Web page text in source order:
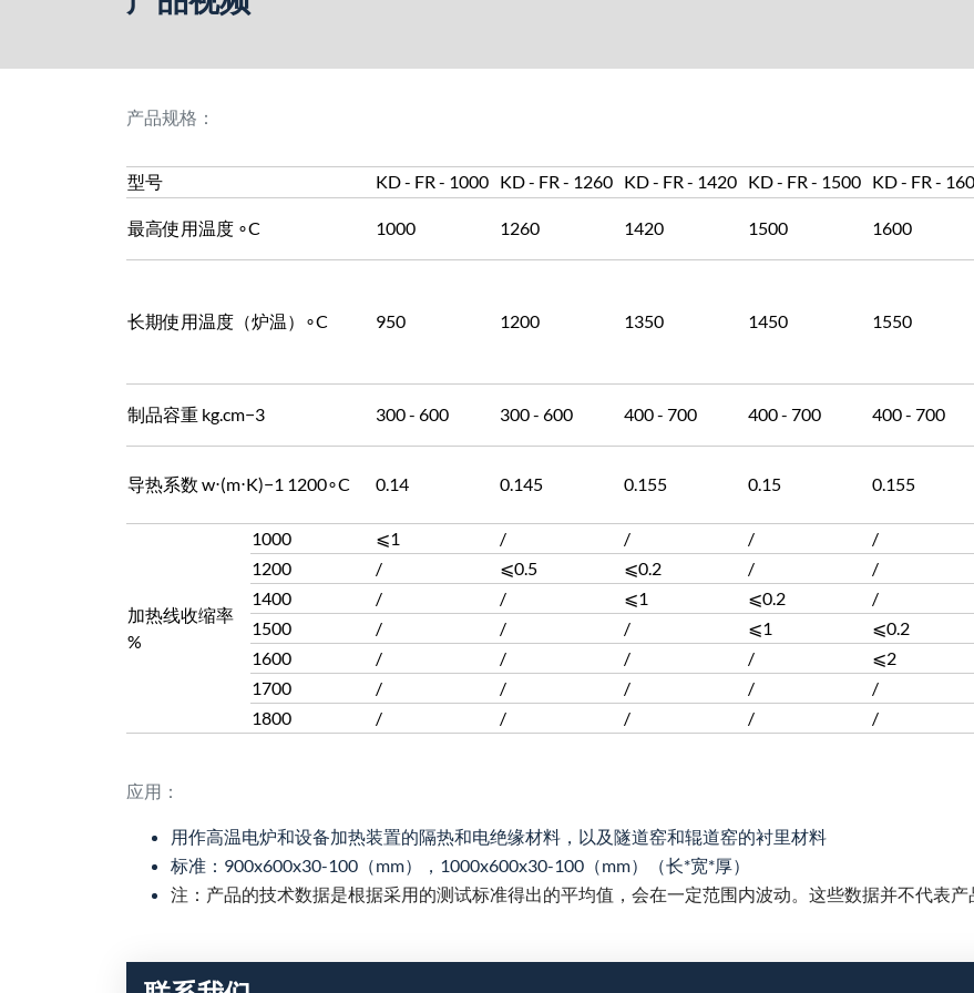
产品规格：
型号 KD - FR - 1000 KD - FR - 1260 KD - FR - 1420 KD - FR - 1500 KD - FR -
最高使用温度 ∘C 1000 1260 1420 1500 1600
长期使用温度（炉温）∘C 950 1200 1350 1450 1550
制品容重 kg.cm−3 300 - 600 300 - 600 400 - 700 400 - 700 400 - 700
导热系数 w⋅(m⋅K)−1 1200∘C 0.14 0.145 0.155 0.15 0.155
加热线收缩率
%
1000 ⩽1 / / / /
1200
/ ⩽0.5 ⩽0.2 / /
1400
/ / ⩽1 ⩽0.2 /
1500
/ / / ⩽1 ⩽0.2
1600
/ / / / ⩽2
1700
/ / / / /
1800
/ / / / /
应用：
用作高温电炉和设备加热装置的隔热和电绝缘材料，以及隧道窑和辊道窑的衬里材料
标准：900x600x30-100（mm），1000x600x30-100（mm）（长*宽*厚）
注：产品的技术数据是根据采用的测试标准得出的平均值，会在一定范围内波动。这些数据并不代表产